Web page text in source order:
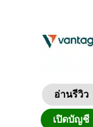
อ่านรีวิว
เปิดบัญชี